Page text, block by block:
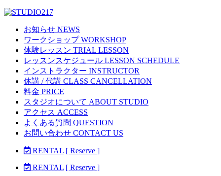
お知らせ NEWS
ワークショップ WORKSHOP
体験レッスン TRIAL LESSON
レッスンスケジュール LESSON SCHEDULE
インストラクター INSTRUCTOR
休講 / 代講 CLASS CANCELLATION
料金 PRICE
スタジオについて ABOUT STUDIO
アクセス ACCESS
よくある質問 QUESTION
お問い合わせ CONTACT US
RENTAL [ Reserve ]
RENTAL [ Reserve ]